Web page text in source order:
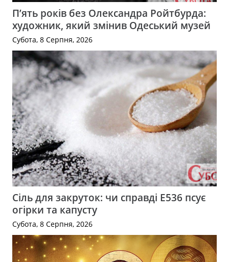
П’ять років без Олександра Ройтбурда:
художник, який змінив Одеський музей
Субота, 8 Серпня, 2026
Сіль для закруток: чи справді Е536 псує
огірки та капусту
Субота, 8 Серпня, 2026